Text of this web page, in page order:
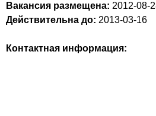
Вакансия размещена: 2012-08-
Действительна до: 2013-03-16
Контактная информация: